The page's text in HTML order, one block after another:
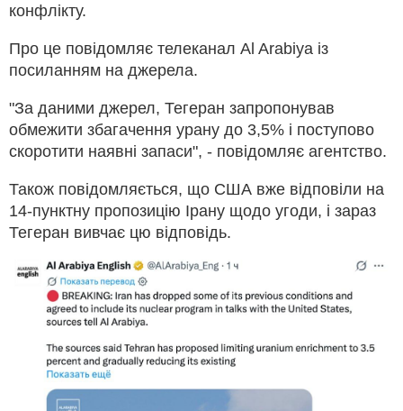
конфлікту.
Про це повідомляє телеканал Al Arabiya із
посиланням на джерела.
"За даними джерел, Тегеран запропонував
обмежити збагачення урану до 3,5% і поступово
скоротити наявні запаси", - повідомляє агентство.
Також повідомляється, що США вже відповіли на
14-пунктну пропозицію Ірану щодо угоди, і зараз
Тегеран вивчає цю відповідь.